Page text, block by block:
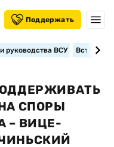
Поддержать
руководства ВСУ
СПОРЫ
– ВИЦЕ-